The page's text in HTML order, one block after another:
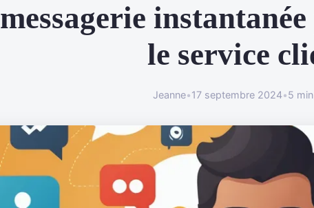
messagerie
le service
Jeanne•17 septembre 2024•5